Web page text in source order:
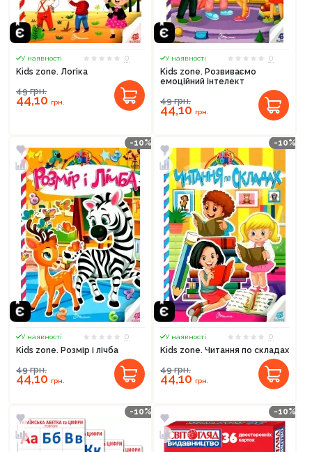
У наявності
0
Kids zone. Логіка
49грн.
44,10 грн.
У наявності
0
Kids zone. Розвиваємо
емоційний інтелект
49грн.
44,10 грн.
-10%
У наявності
0
Kids zone. Розмір і лічба
49грн.
44,10 грн.
-10%
У наявності
0
Kids zone. Читання по складах
49грн.
44,10 грн.
-10% -10%
Продовжити покупки
Оформити замовлення